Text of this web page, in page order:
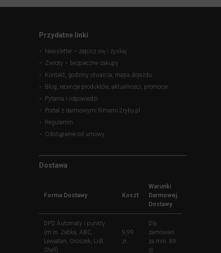
Przydatne linki
Newsletter – zapisz się i zyskaj
Zwroty – bezpieczne zakupy
Kontakt, godziny otwarcia, mapa dojazdu
Blog, recenzje produktów, aktualności, promocje
Pytania i odpowiedzi
Portal z darmowymi filmami 2ryby.pl
Regulamin
Odstąpienie od umowy
Dostawa
Forma Dostawy Koszt
Warunki
Darmowej
Dostawy
DPD Automaty i punkty
(m.in. Żabka, ABC,
Lewiatan, Groszek, Lidl,
Shell)
9,99
zł
Dla
zamówień
za min. 89
zł